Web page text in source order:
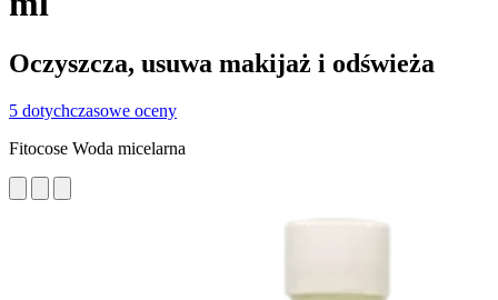
Oczyszcza, usuwa makijaż i odświeża
5 dotychczasowe oceny
Fitocose Woda micelarna